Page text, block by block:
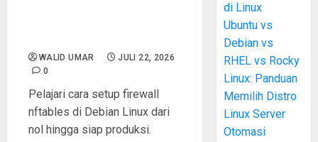
WALID UMAR
JULI 22, 2026
0
Pelajari cara setup firewall
nftables di Debian Linux dari
nol hingga siap produksi.
di Linux
Ubuntu vs
Debian vs
RHEL vs Rocky
Linux: Panduan
Memilih Distro
Linux Server
Otomasi